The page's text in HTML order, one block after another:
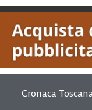
Cronaca